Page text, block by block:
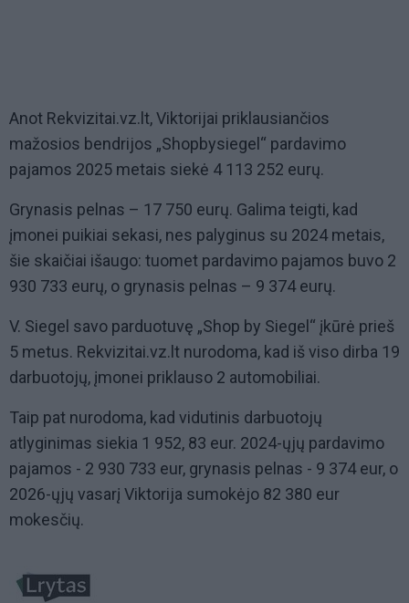
Anot Rekvizitai.vz.lt, Viktorijai priklausiančios
mažosios bendrijos „Shopbysiegel“ pardavimo
pajamos 2025 metais siekė 4 113 252 eurų.
Grynasis pelnas – 17 750 eurų. Galima teigti, kad
įmonei puikiai sekasi, nes palyginus su 2024 metais,
šie skaičiai išaugo: tuomet pardavimo pajamos buvo 2
930 733 eurų, o grynasis pelnas – 9 374 eurų.
V. Siegel savo parduotuvę „Shop by Siegel“ įkūrė prieš
5 metus. Rekvizitai.vz.lt nurodoma, kad iš viso dirba 19
darbuotojų, įmonei priklauso 2 automobiliai.
Taip pat nurodoma, kad vidutinis darbuotojų
atlyginimas siekia 1 952, 83 eur. 2024-ųjų pardavimo
pajamos - 2 930 733 eur, grynasis pelnas - 9 374 eur, o
2026-ųjų vasarį Viktorija sumokėjo 82 380 eur
mokesčių.